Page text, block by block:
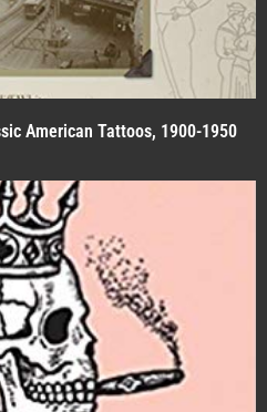
American Tattoos, 1900-1950